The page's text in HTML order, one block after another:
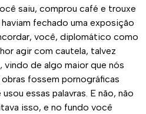
saiu, comprou café e trouxe
fechado uma exposição
você, diplomático como
agir com cautela, talvez
vindo de algo maior que nós
fossem pornográficas
essas palavras. E não, não
isso, e no fundo você